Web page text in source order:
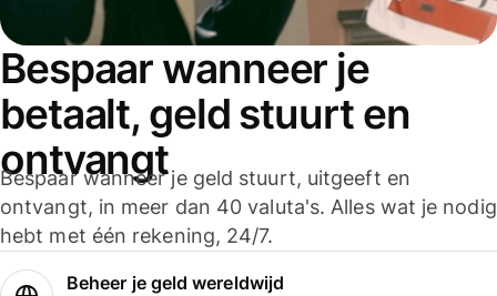
Bespaar wanneer je
betaalt, geld stuurt en
ontvangt
Bespaar wanneer je geld stuurt, uitgeeft en
ontvangt, in meer dan 40 valuta's. Alles wat je nodig
hebt met één rekening, 24/7.
Beheer je geld wereldwijd